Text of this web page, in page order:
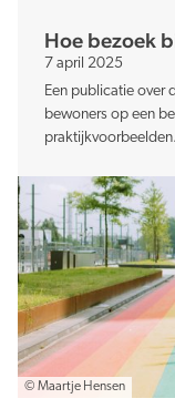
© Maartje Hensen
Hoe bezoek
7 april 2025
Een publicatie over
bewoners op een
praktijkvoorbeelden.